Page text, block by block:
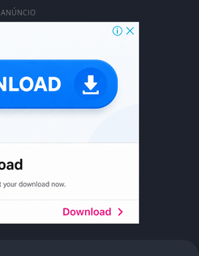
ANÚNCIO